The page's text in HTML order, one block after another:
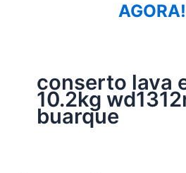
conserto lava
10.2kg
buarque